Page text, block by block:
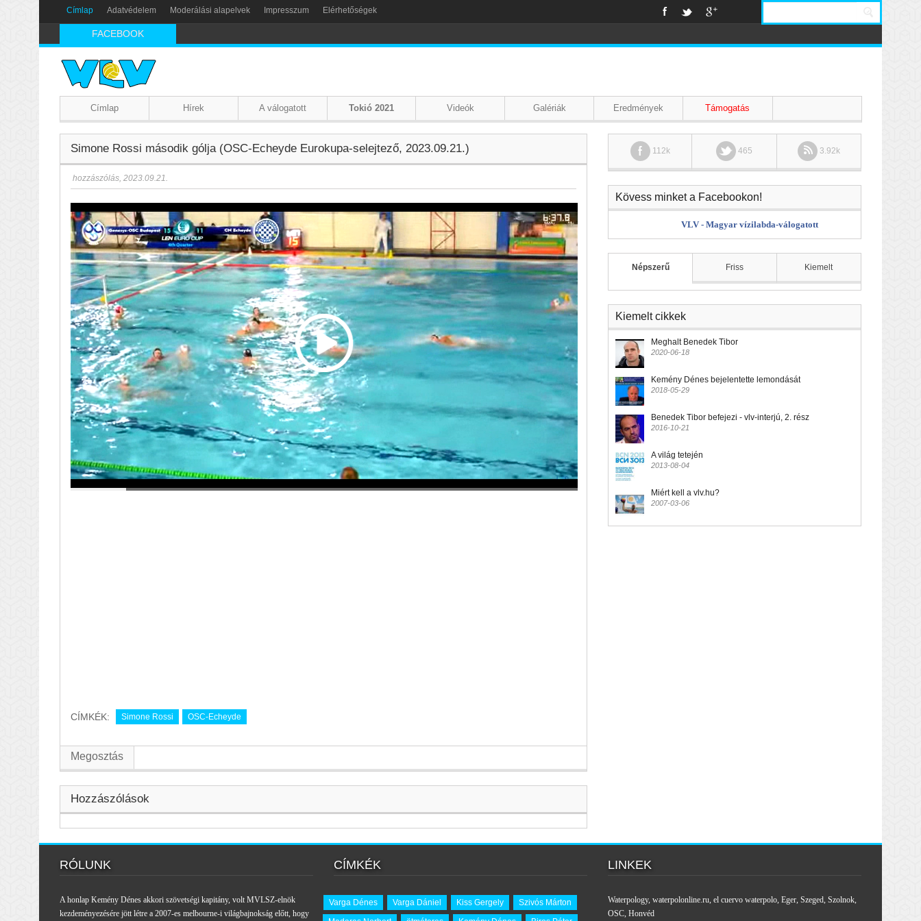
Címlap Adatvédelem Moderálási alapelvek Impresszum Elérhetőségek
FACEBOOK
Címlap Hírek A válogatott Tokió 2021 Videók Galériák Eredmények Támogatás
Simone Rossi második gólja (OSC-Echeyde Eurokupa-selejtező, 2023.09.21.)
hozzászólás, 2023.09.21.
CÍMKÉK: Simone Rossi OSC-Echeyde
Megosztás
Hozzászólások
112k 465 3.92k
Kövess minket a Facebookon!
VLV - Magyar vízilabda-válogatott
Népszerű Friss Kiemelt
Kiemelt cikkek
Meghalt Benedek Tibor
2020-06-18
Kemény Dénes bejelentette lemondását
2018-05-29
Benedek Tibor befejezi - vlv-interjú, 2. rész
2016-10-21
A világ tetején
2013-08-04
Miért kell a vlv.hu?
2007-03-06
RÓLUNK
A honlap Kemény Dénes akkori szövetségi kapitány, volt MVLSZ-elnök
kezdeményezésére jött létre a 2007-es melbourne-i világbajnokság előtt, hogy
CÍMKÉK
Varga Dénes Varga Dániel Kiss Gergely
Szivós Márton
LINKEK
Waterpology, waterpolonline.ru, el cuervo waterpolo, Eger, Szeged, Szolnok,
OSC, Honvéd